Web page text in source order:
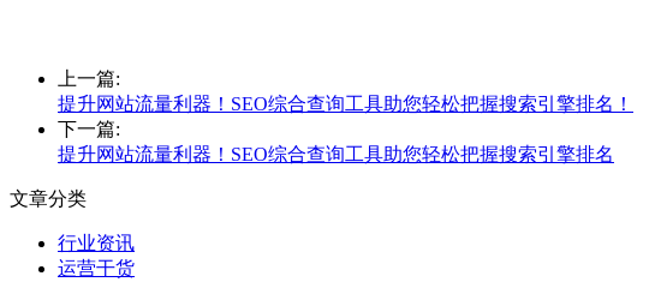
上一篇:
提升网站流量利器！SEO综合查询工具助您轻松把握搜索引擎排名！
下一篇:
提升网站流量利器！SEO综合查询工具助您轻松把握搜索引擎排名
文章分类
行业资讯
运营干货